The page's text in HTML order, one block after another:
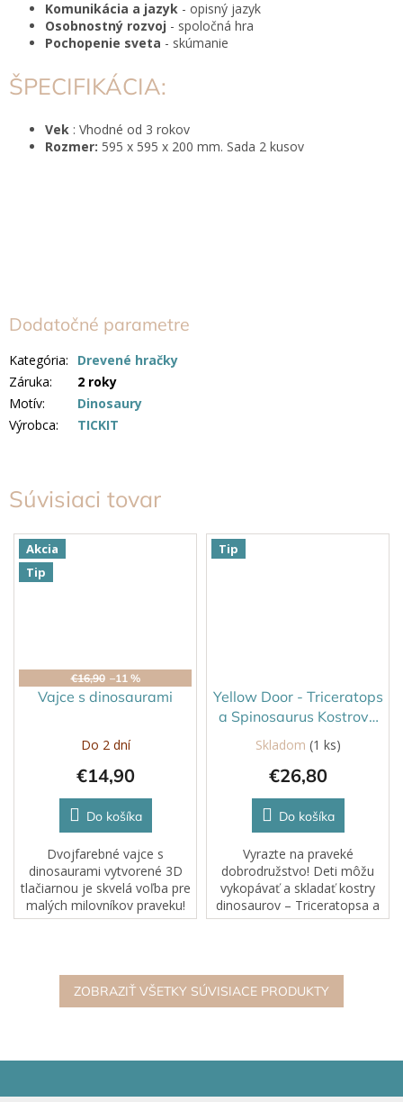
Súvisiaci tovar
Akcia
Tip
€16,90 –11 %
Vajce s dinosaurami
Do 2 dní
€14,90
Do košíka
Dvojfarebné vajce s
dinosaurami vytvorené 3D
tlačiarnou je skvelá voľba pre
malých milovníkov praveku!
Vajce sa dá otvárať a jeden
Podporuje detskú...
Tip
Yellow Door - Triceratops
a Spinosaurus Kostrové
puzzle
Skladom (1 ks)
€26,80
Do košíka
Vyrazte na praveké
dobrodružstvo! Deti môžu
vykopávať a skladať kostry
dinosaurov – Triceratopsa a
Spinosaura. Robustné
blate a vydržia aj...
ZOBRAZIŤ VŠETKY SÚVISIACE PRODUKTY
Komunikácia a jazyk - opisný jazyk
Osobnostný rozvoj - spoločná hra
Pochopenie sveta - skúmanie
ŠPECIFIKÁCIA:
Vek : Vhodné od 3 rokov
Rozmer: 595 x 595 x 200 mm. Sada 2 kusov
Dodatočné parametre
Kategória:
Drevené hračky
Záruka:
2 roky
Motív:
Dinosaury
Výrobca: TICKIT